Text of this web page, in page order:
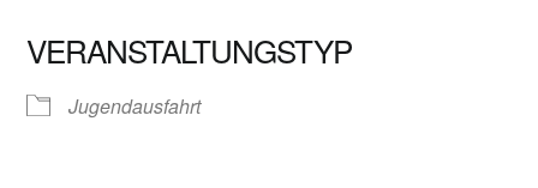
VERANSTALTUNGSTYP
Jugendausfahrt